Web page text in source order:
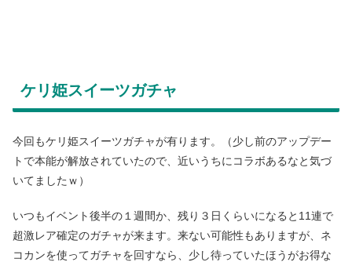
ケリ姫スイーツガチャ
今回もケリ姫スイーツガチャが有ります。（少し前のアップデー
トで本能が解放されていたので、近いうちにコラボあるなと気づ
いてましたｗ）
いつもイベント後半の１週間か、残り３日くらいになると11連で
超激レア確定のガチャが来ます。来ない可能性もありますが、ネ
コカンを使ってガチャを回すなら、少し待っていたほうがお得な